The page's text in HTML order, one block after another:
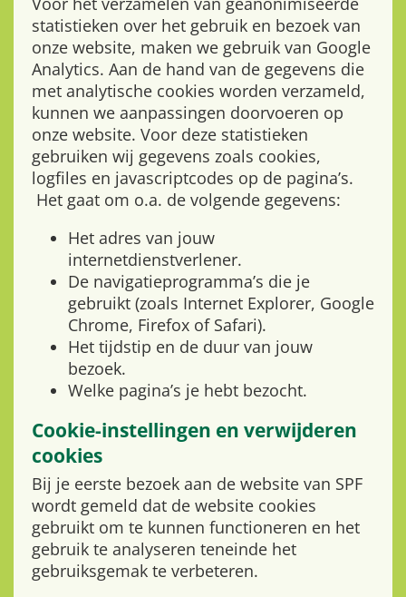
statistieken over het gebruik en bezoek van
onze website, maken we gebruik van Google
Analytics. Aan de hand van de gegevens die
met analytische cookies worden verzameld,
kunnen we aanpassingen doorvoeren op
onze website. Voor deze statistieken
gebruiken wij gegevens zoals cookies,
logfiles en javascriptcodes op de pagina’s.
Het gaat om o.a. de volgende gegevens:
Het adres van jouw
internetdienstverlener.
De navigatieprogramma’s die je
gebruikt (zoals Internet Explorer, Google
Chrome, Firefox of Safari).
Het tijdstip en de duur van jouw
bezoek.
Welke pagina’s je hebt bezocht.
Cookie-instellingen en verwijderen
cookies
Bij je eerste bezoek aan de website van SPF
wordt gemeld dat de website cookies
gebruikt om te kunnen functioneren en het
gebruik te analyseren teneinde het
gebruiksgemak te verbeteren.